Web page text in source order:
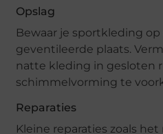
Opslag
Bewaar je sportkleding
geventileerde plaats.
natte kleding in gesloten
schimmelvorming te
Reparaties
Kleine reparaties zoals het